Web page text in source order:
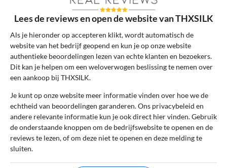
De review *
Ik ga akkoord met de gebruikersvoorwaarden en het
privacybeleid door deze review te plaatsen. Ik verklaar ook dat
Lees de reviews en open de website van THXSILK
Als je hieronder op accepteren klikt, wordt automatisch de
website van het bedrijf geopend en kun je op onze website
authentieke beoordelingen lezen van echte klanten en bezoekers.
Dit kan je helpen om een weloverwogen beslissing te nemen over
een aankoop bij THXSILK.
Je kunt op onze website meer informatie vinden over hoe we de
echtheid van beoordelingen garanderen. Ons privacybeleid en
andere relevante informatie kun je ook direct hier vinden. Gebruik
de onderstaande knoppen om de bedrijfswebsite te openen en de
reviews te lezen, of om deze niet te openen en deze melding te
sluiten.